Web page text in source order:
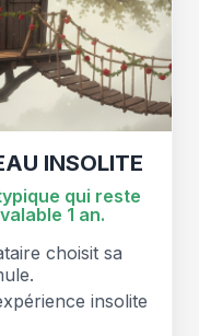
INSOLITE
qui reste
1 an.
choisit sa
insolite